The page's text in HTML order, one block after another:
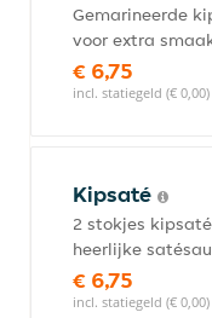
Gemarineerde
voor extra
€ 6,75
incl. statiegeld (€ 0,00)
Kipsaté
2 stokjes
heerlijke
€ 6,75
incl. statiegeld (€ 0,00)